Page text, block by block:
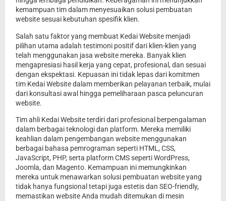
kemampuan tim dalam menyesuaikan solusi pembuatan
website sesuai kebutuhan spesifik klien.
Salah satu faktor yang membuat Kedai Website menjadi
pilihan utama adalah testimoni positif dari klien-klien yang
telah menggunakan jasa website mereka. Banyak klien
mengapresiasi hasil kerja yang cepat, profesional, dan sesuai
dengan ekspektasi. Kepuasan ini tidak lepas dari komitmen
tim Kedai Website dalam memberikan pelayanan terbaik, mulai
dari konsultasi awal hingga pemeliharaan pasca peluncuran
website.
Tim ahli Kedai Website terdiri dari profesional berpengalaman
dalam berbagai teknologi dan platform. Mereka memiliki
keahlian dalam pengembangan website menggunakan
berbagai bahasa pemrograman seperti HTML, CSS,
JavaScript, PHP, serta platform CMS seperti WordPress,
Joomla, dan Magento. Kemampuan ini memungkinkan
mereka untuk menawarkan solusi pembuatan website yang
tidak hanya fungsional tetapi juga estetis dan SEO-friendly,
memastikan website Anda mudah ditemukan di mesin